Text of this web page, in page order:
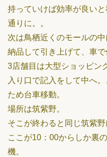
持っていけば効率が良い
通りに。。
次は鳥栖近くのモールの中
納品して引き上げて、車で
3店舗目は大型ショッピン
入り口で記入をして中へ
ため台車移動。
場所は筑紫野。
そこが終わると同じ筑紫野
ここが10：00からしか裏
機。